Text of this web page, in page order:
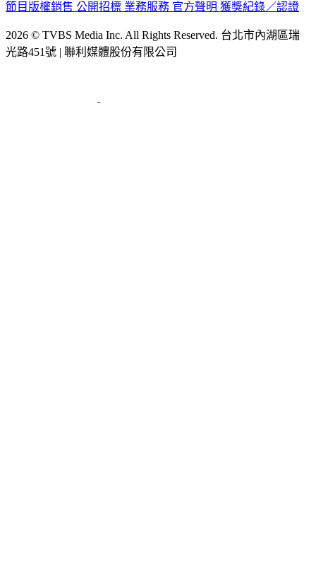
節目版權銷售 公開招標 業務服務 官方聲明 獲獎紀錄／認證
2026 © TVBS Media Inc. All Rights Reserved. 台北市內湖區瑞
光路451號 | 聯利媒體股份有限公司